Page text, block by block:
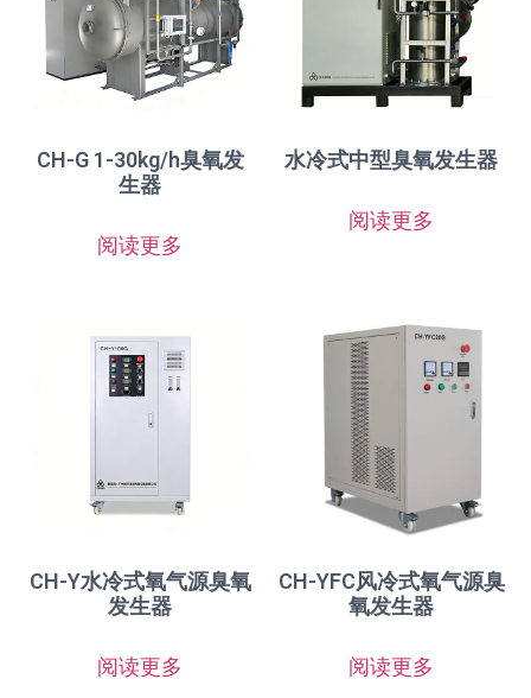
CH-G 1-30kg/h臭氧发
生器
阅读更多
水冷式中型臭氧发生器
阅读更多
CH-Y水冷式氧气源臭氧
发生器
阅读更多
CH-YFC风冷式氧气源臭
氧发生器
阅读更多